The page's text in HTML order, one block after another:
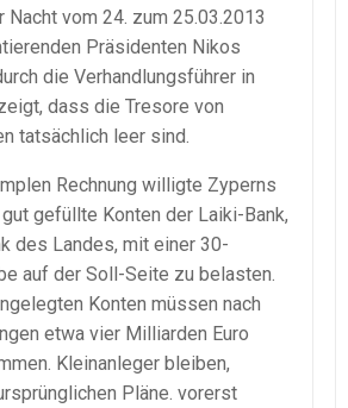
Nacht vom 24. zum 25.03.2013
Präsidenten Nikos
die Verhandlungsführer in
dass die Tresore von
tatsächlich leer sind.
Rechnung willigte Zyperns
gefüllte Konten der Laiki-Bank,
des Landes, mit einer 30-
auf der Soll-Seite zu belasten.
Konten müssen nach
etwa vier Milliarden Euro
Kleinanleger bleiben,
Pläne. vorerst